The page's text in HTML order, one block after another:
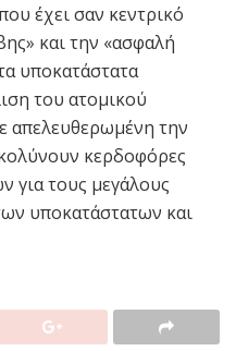
έχει σαν κεντρικό
και την «ασφαλή
υποκατάστατα
του ατομικού
απελευθερωμένη την
κερδοφόρες
για τους μεγάλους
υποκατάστατων και